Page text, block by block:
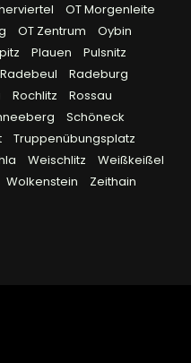
OT Morgenleite
OT Zentrum
Oybin
Plauen
Pulsnitz
Radebeul
Radeburg
Rochlitz
Rossau
Schöneck
Truppenübungsplatz
Weischlitz
Weißkeißel
Wolkenstein
Zeithain